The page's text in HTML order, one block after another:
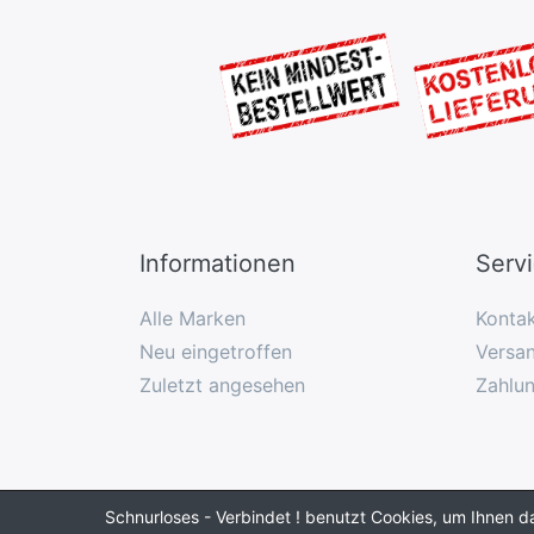
Informationen
Alle Marken
Neu eingetroffen
Zuletzt angesehen
Schnurloses - Verbindet ! benutzt Cookies, um Ihnen